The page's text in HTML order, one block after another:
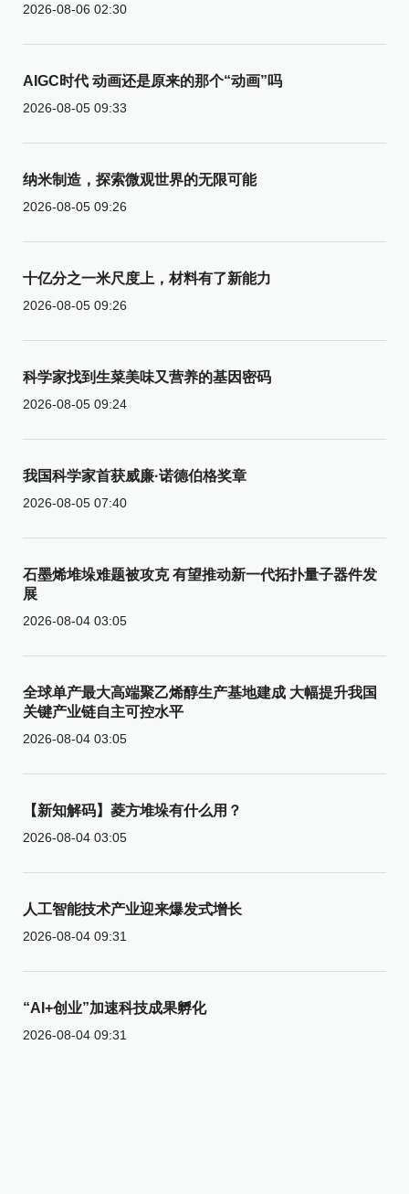
2026-08-06 02:30
AIGC时代 动画还是原来的那个“动画”吗
2026-08-05 09:33
纳米制造，探索微观世界的无限可能
2026-08-05 09:26
十亿分之一米尺度上，材料有了新能力
2026-08-05 09:26
科学家找到生菜美味又营养的基因密码
2026-08-05 09:24
我国科学家首获威廉·诺德伯格奖章
2026-08-05 07:40
石墨烯堆垛难题被攻克 有望推动新一代拓扑量子器件发
展
2026-08-04 03:05
全球单产最大高端聚乙烯醇生产基地建成 大幅提升我国
关键产业链自主可控水平
2026-08-04 03:05
【新知解码】菱方堆垛有什么用？
2026-08-04 03:05
人工智能技术产业迎来爆发式增长
2026-08-04 09:31
“AI+创业”加速科技成果孵化
2026-08-04 09:31